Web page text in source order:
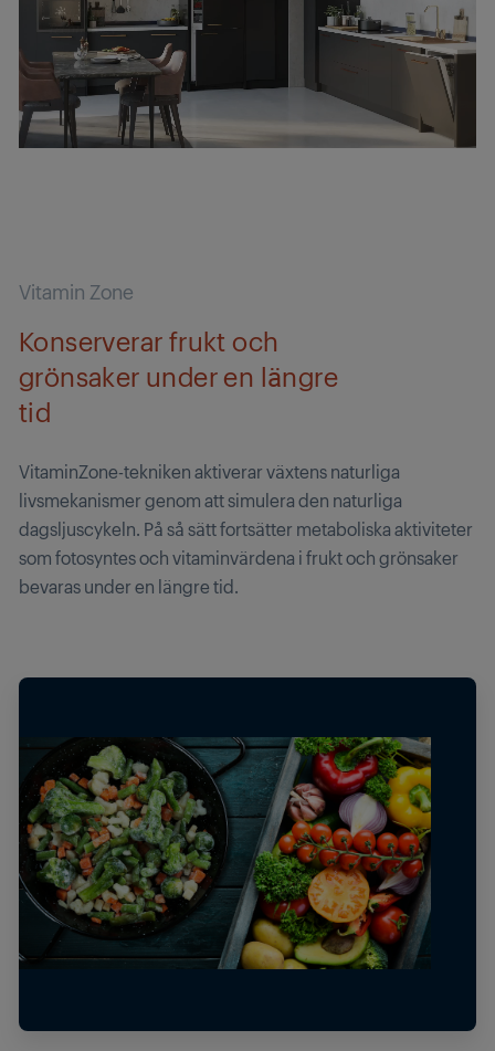
Vitamin Zone
Konserverar frukt och
grönsaker under en längre
tid
VitaminZone-tekniken aktiverar växtens naturliga
livsmekanismer genom att simulera den naturliga
dagsljuscykeln. På så sätt fortsätter metaboliska aktiviteter
som fotosyntes och vitaminvärdena i frukt och grönsaker
bevaras under en längre tid.